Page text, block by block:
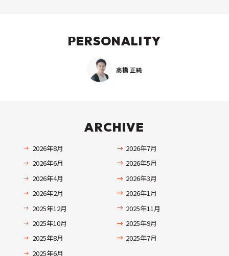
PERSONALITY
高橋 正純
ARCHIVE
2026年8月
2026年7月
2026年6月
2026年5月
2026年4月
2026年3月
2026年2月
2026年1月
2025年12月
2025年11月
2025年10月
2025年9月
2025年8月
2025年7月
2025年6月